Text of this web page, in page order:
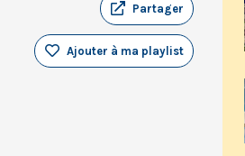
Partager
Ajouter à ma playlist